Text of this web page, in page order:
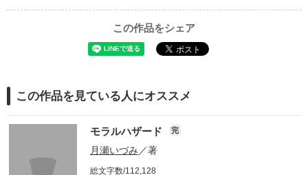
この作品をシェア
この作品を見ている人にオススメ
モラルハザード 完
月瀬いづみ ／著
総文字数/112,128